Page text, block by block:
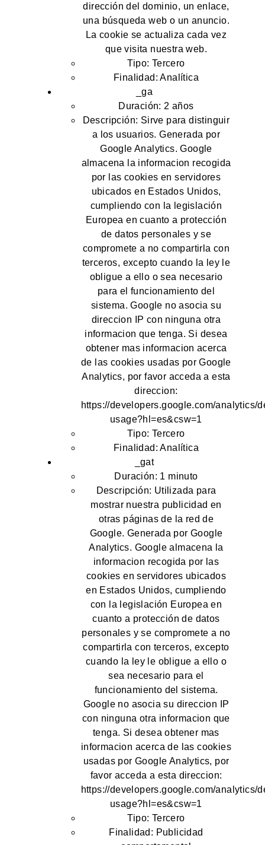
dirección del dominio, un enlace,
una búsqueda web o un anuncio.
La cookie se actualiza cada vez
que visita nuestra web.
Tipo: Tercero
Finalidad: Analítica
_ga
Duración: 2 años
Descripción: Sirve para distinguir
a los usuarios. Generada por
Google Analytics. Google
almacena la informacion recogida
por las cookies en servidores
ubicados en Estados Unidos,
cumpliendo con la legislación
Europea en cuanto a protección
de datos personales y se
compromete a no compartirla con
terceros, excepto cuando la ley le
obligue a ello o sea necesario
para el funcionamiento del
sistema. Google no asocia su
direccion IP con ninguna otra
informacion que tenga. Si desea
obtener mas informacion acerca
de las cookies usadas por Google
Analytics, por favor acceda a esta
direccion:
https://developers.google.com/
usage?hl=es&csw=1
Tipo: Tercero
Finalidad: Analítica
_gat
Duración: 1 minuto
Descripción: Utilizada para
mostrar nuestra publicidad en
otras páginas de la red de
Google. Generada por Google
Analytics. Google almacena la
informacion recogida por las
cookies en servidores ubicados
en Estados Unidos, cumpliendo
con la legislación Europea en
cuanto a protección de datos
personales y se compromete a no
compartirla con terceros, excepto
cuando la ley le obligue a ello o
sea necesario para el
funcionamiento del sistema.
Google no asocia su direccion IP
con ninguna otra informacion que
tenga. Si desea obtener mas
informacion acerca de las cookies
usadas por Google Analytics, por
favor acceda a esta direccion:
https://developers.google.com/
usage?hl=es&csw=1
Tipo: Tercero
Finalidad: Publicidad